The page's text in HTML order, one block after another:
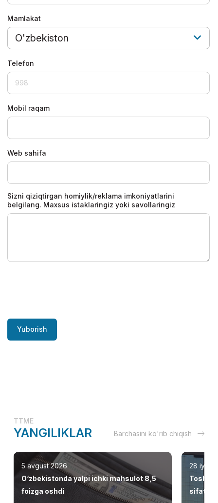
Mamlakat
O'zbekiston
Telefon
Mobil raqam
Web sahifa
Sizni qiziqtirgan homiylik/reklama imkoniyatlarini
belgilang. Maxsus istaklaringiz yoki savollaringiz
Yuborish
TTME
YANGILIKLAR Barchasini ko'rib chiqish
5 avgust 2026
O‘zbekistonda yalpi ichki mahsulot 8,5
foizga oshdi
28 iyul